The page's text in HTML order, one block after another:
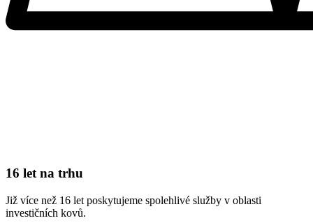
16 let na trhu
Již více než 16 let poskytujeme spolehlivé služby v oblasti
investičních kovů.